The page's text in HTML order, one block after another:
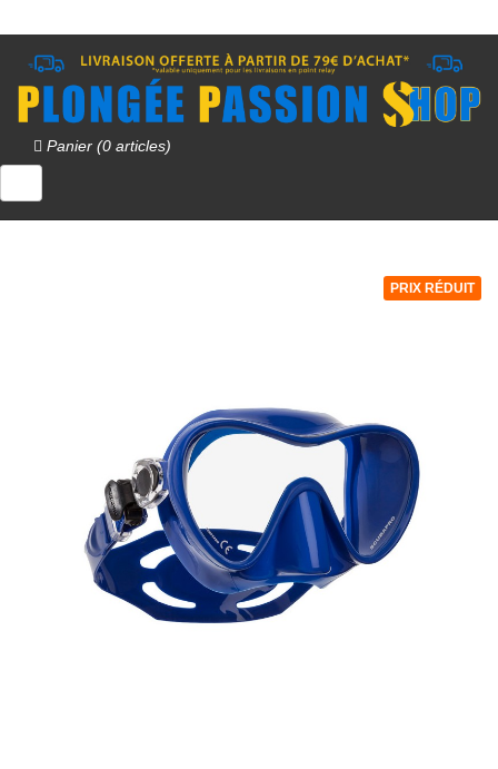
Panier (0 articles)
PRIX RÉDUIT